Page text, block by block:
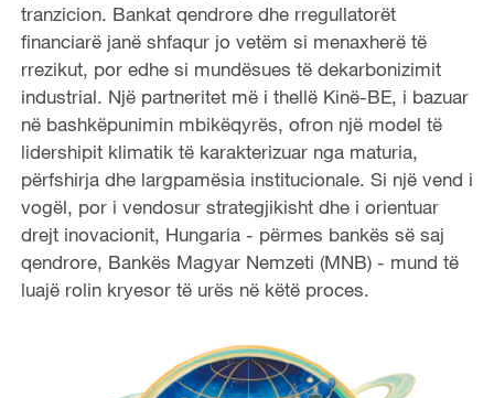
tranzicion. Bankat qendrore dhe rregullatorët
financiarë janë shfaqur jo vetëm si menaxherë të
rrezikut, por edhe si mundësues të dekarbonizimit
industrial. Një partneritet më i thellë Kinë-BE, i bazuar
në bashkëpunimin mbikëqyrës, ofron një model të
lidershipit klimatik të karakterizuar nga maturia,
përfshirja dhe largpamësia institucionale. Si një vend i
vogël, por i vendosur strategjikisht dhe i orientuar
drejt inovacionit, Hungaria - përmes bankës së saj
qendrore, Bankës Magyar Nemzeti (MNB) - mund të
luajë rolin kryesor të urës në këtë proces.